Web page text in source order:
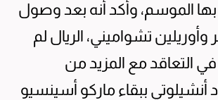
الموسم، وأكد أنه بعد وصول
وأوريلين تشواميني، الريال لم
التعاقد مع المزيد من
أنشيلوتي ببقاء ماركو أسينسيو